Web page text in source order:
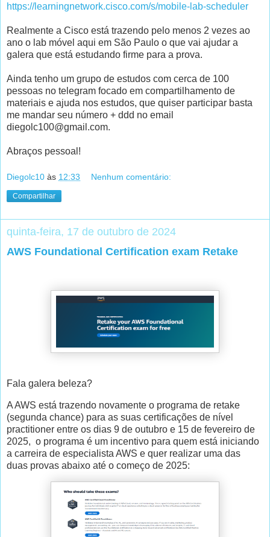
https://learningnetwork.cisco.com/s/mobile-lab-scheduler
Realmente a Cisco está trazendo pelo menos 2 vezes ao
ano o lab móvel aqui em São Paulo o que vai ajudar a
galera que está estudando firme para a prova.
Ainda tenho um grupo de estudos com cerca de 100
pessoas no telegram focado em compartilhamento de
materiais e ajuda nos estudos, que quiser participar basta
me mandar seu número + ddd no email
diegolc100@gmail.com.
Abraços pessoal!
Diegolc10 às 12:33 Nenhum comentário:
Compartilhar
quinta-feira, 17 de outubro de 2024
AWS Foundational Certification exam Retake
Fala galera beleza?
A AWS está trazendo novamente o programa de retake
(segunda chance) para as suas certificações de nível
practitioner entre os dias 9 de outubro e 15 de fevereiro de
2025, o programa é um incentivo para quem está iniciando
a carreira de especialista AWS e quer realizar uma das
duas provas abaixo até o começo de 2025: